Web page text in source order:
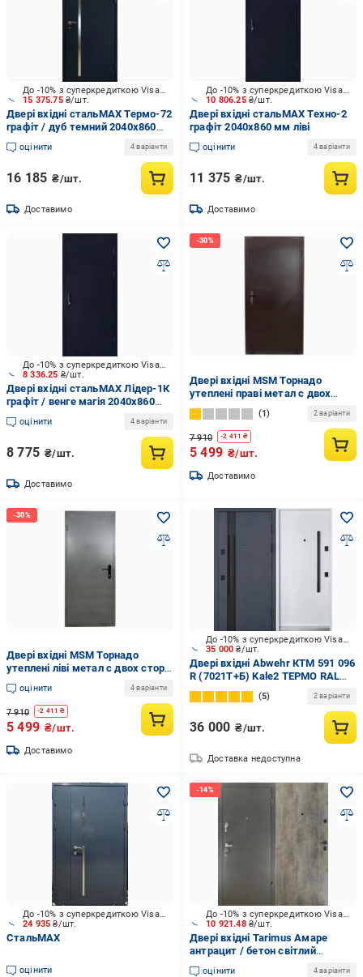
15 375.75 ₴/шт.
До -10% з суперкредиткою Visa Вигода
Двері вхідні стальMAX Термо-72
графіт / дуб темний 2040х860
мм праві
оцінити 4 варіанти
16 185 ₴/шт.
Доставимо
10 806.25 ₴/шт.
До -10% з суперкредиткою Visa Вигода
Двері вхідні стальMAX Техно-2
графіт 2040х860 мм ліві
оцінити 4 варіанти
11 375 ₴/шт.
Доставимо
8 336.25 ₴/шт.
До -10% з суперкредиткою Visa Вигода
Двері вхідні стальMAX Лідер-1К
графіт / венге магія 2040х860
мм праві
оцінити 4 варіанти
8 775 ₴/шт.
Доставимо
Двері вхідні MSM Торнадо
утеплені праві метал с двох
сторін 0,6 мм порошкова фарба
2020х860 мм Коричневий (101-
01)
1 2 варіанти
7 910 -2 411 ₴
5 499 ₴/шт.
Доставимо
Двері вхідні MSM Торнадо
утеплені ліві метал с двох сторін
0,6 мм порошкова фарба
2020х860 мм Сірий (95557-02)
оцінити 4 варіанти
7 910 -2 411 ₴
5 499 ₴/шт.
Доставимо
35 000₴/шт.
До -10% з суперкредиткою Visa Вигода
Двері вхідні Abwehr КТМ 591 096
R (7021Т+Б) Kale2 ТЕРМО RAL
7024 / білий 2050x960 мм праві
5 2 варіанти
36 000 ₴/шт.
Доставка недоступна
24 935₴/шт.
До -10% з суперкредиткою Visa Вигода
СтальMAX
оцінити
10 921.48 ₴/шт.
До -10% з суперкредиткою Visa Вигода
Двері вхідні Tarimus Амаре
антрацит / бетон світлий
2050х860 мм праві
оцінити 4 варіанти